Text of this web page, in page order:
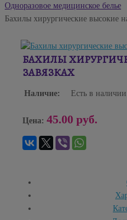
Одноразовое медицинское белье
Бахилы хирургические высокие
БАХИЛЫ
ЗАВЯЗКАХ
Наличие: Есть в наличии
Цена: 45.00 руб.